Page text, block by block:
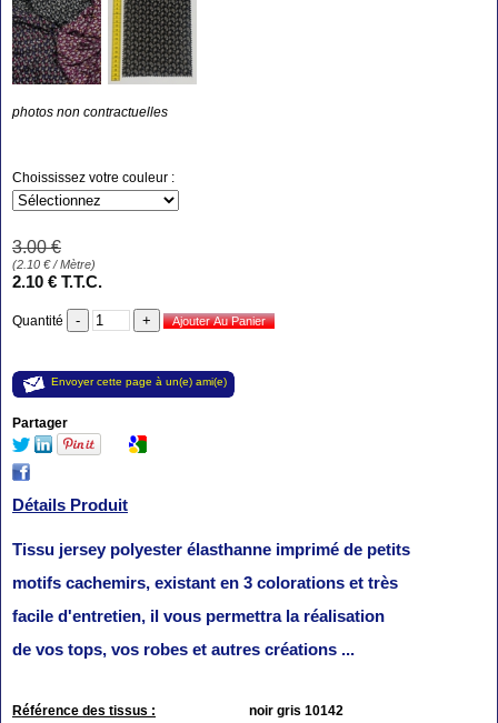
photos non contractuelles
Choississez votre couleur :
3.00 €
(2.10 €/ Mètre)
2.10 € T.T.C.
Quantité
Envoyer cette page à un(e) ami(e)
Partager
Détails Produit
Tissu jersey polyester élasthanne imprimé de petits
motifs cachemirs, existant en 3 colorations et très
facile d'entretien, il vous permettra la réalisation
de vos tops, vos robes et autres créations ...
Référence des tissus :
noir gris 10142